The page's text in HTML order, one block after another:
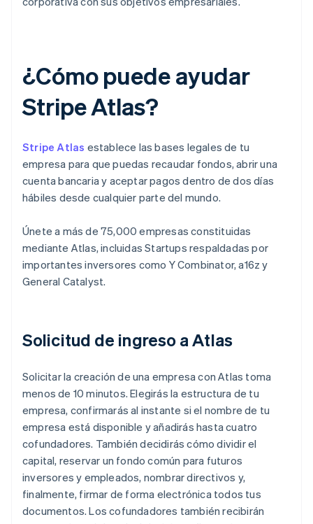
¿Cómo puede ayudar
Stripe Atlas?
Stripe Atlas establece las bases legales de tu
empresa para que puedas recaudar fondos, abrir una
cuenta bancaria y aceptar pagos dentro de dos días
hábiles desde cualquier parte del mundo.
Únete a más de 75,000 empresas constituidas
mediante Atlas, incluidas Startups respaldadas por
importantes inversores como Y Combinator, a16z y
General Catalyst.
Solicitud de ingreso a Atlas
Solicitar la creación de una empresa con Atlas toma
menos de 10 minutos. Elegirás la estructura de tu
empresa, confirmarás al instante si el nombre de tu
empresa está disponible y añadirás hasta cuatro
cofundadores. También decidirás cómo dividir el
capital, reservar un fondo común para futuros
inversores y empleados, nombrar directivos y,
finalmente, firmar de forma electrónica todos tus
documentos. Los cofundadores también recibirán